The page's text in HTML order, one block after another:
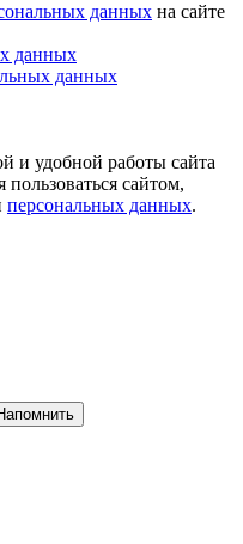
данных на сайте
данных
данных
и удобной работы сайта
сайтом,
персональных данных.